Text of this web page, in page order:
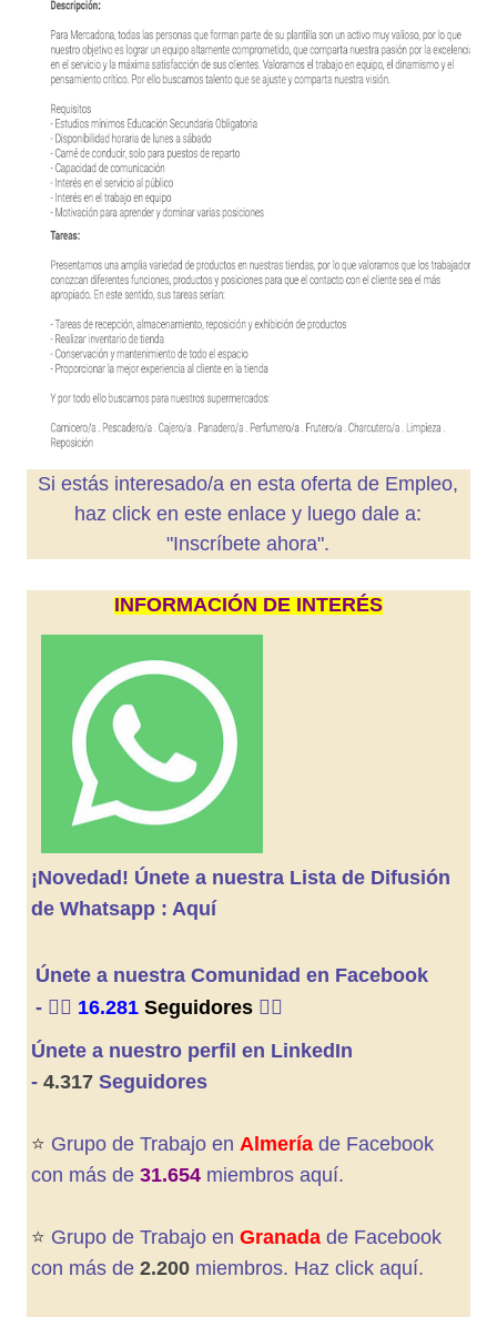
Si estás interesado/a en esta oferta de Empleo,
haz click en este enlace y luego dale a:
"Inscríbete ahora".
INFORMACIÓN DE INTERÉS
¡Novedad! Únete a nuestra Lista de Difusión
de Whatsapp : Aquí
Únete a nuestra Comunidad en Facebook
- 👍🏼 16.281Seguidores👍🏼
Únete a nuestro perfil en LinkedIn
-4.317 Seguidores
⭐️ Grupo de Trabajo en Almeríade Facebook
con más de 31.654miembros aquí.
⭐️ Grupo de Trabajo en Granada de Facebook
con más de 2.200 miembros. Haz click aquí.